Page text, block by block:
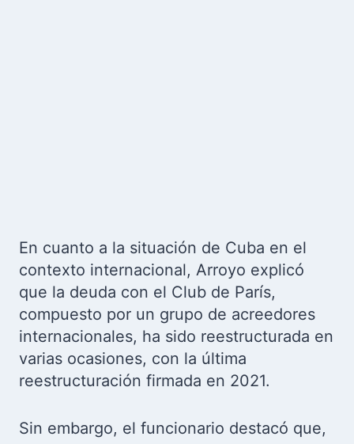
En cuanto a la situación de Cuba en el
contexto internacional, Arroyo explicó
que la deuda con el Club de París,
compuesto por un grupo de acreedores
internacionales, ha sido reestructurada en
varias ocasiones, con la última
reestructuración firmada en 2021.
Sin embargo, el funcionario destacó que,